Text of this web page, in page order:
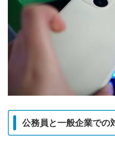
公務員と一般企業での